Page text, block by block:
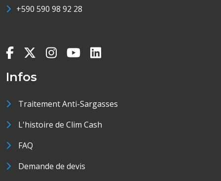
+590 590 98 92 28
Infos
Traitement Anti-Sargasses
L'histoire de Clim Cash
FAQ
Demande de devis